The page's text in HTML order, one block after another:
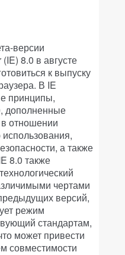
версии
8.0 в августе
к выпуску
В IE
принципы,
дополненные
отношении
а также
8.0 также
чертами
версий,
режим
стандартам,
может привести
совместимости